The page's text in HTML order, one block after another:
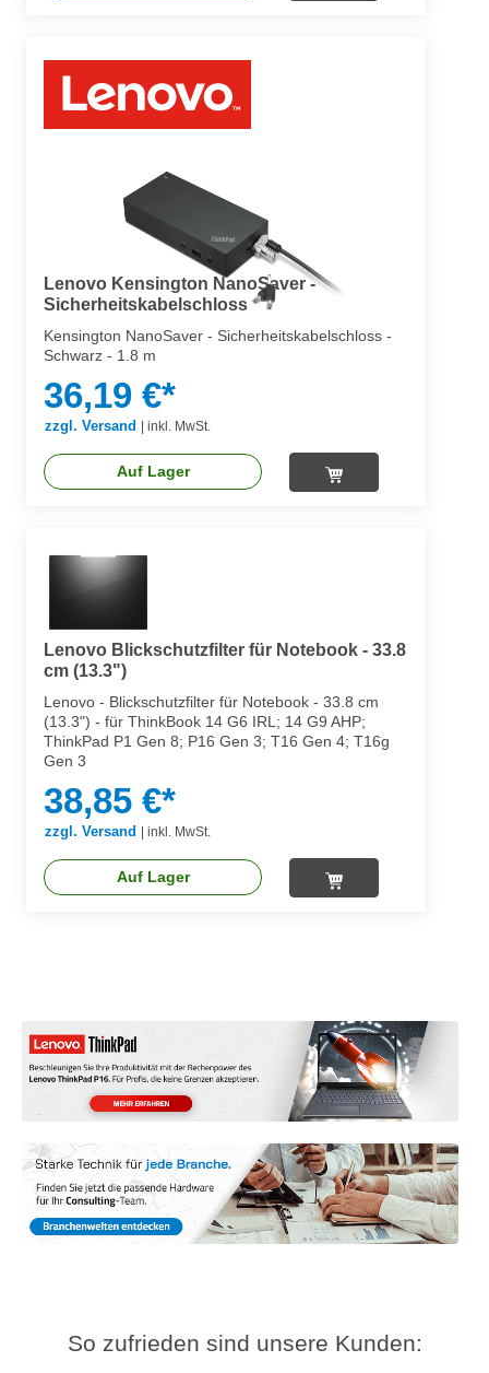
Lenovo Kensington NanoSaver -
Sicherheitskabelschloss
Kensington NanoSaver - Sicherheitskabelschloss -
Schwarz - 1.8 m
36,19 €*
zzgl. Versand inkl. MwSt.
Auf Lager
Lenovo Blickschutzfilter für Notebook - 33.8
cm (13.3")
Lenovo - Blickschutzfilter für Notebook - 33.8 cm
(13.3") - für ThinkBook 14 G6 IRL; 14 G9 AHP;
ThinkPad P1 Gen 8; P16 Gen 3; T16 Gen 4; T16g
Gen 3
38,85 €*
zzgl. Versand inkl. MwSt.
Auf Lager
So zufrieden sind unsere Kunden: